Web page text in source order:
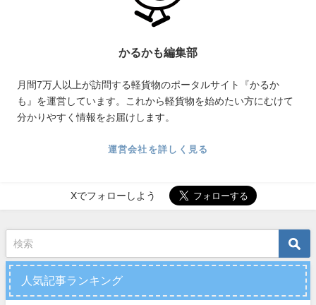
かるかも編集部
月間7万人以上が訪問する軽貨物のポータルサイト『かるか
も』を運営しています。これから軽貨物を始めたい方にむけて
分かりやすく情報をお届けします。
運営会社を詳しく見る
Xでフォローしよう
人気記事ランキング